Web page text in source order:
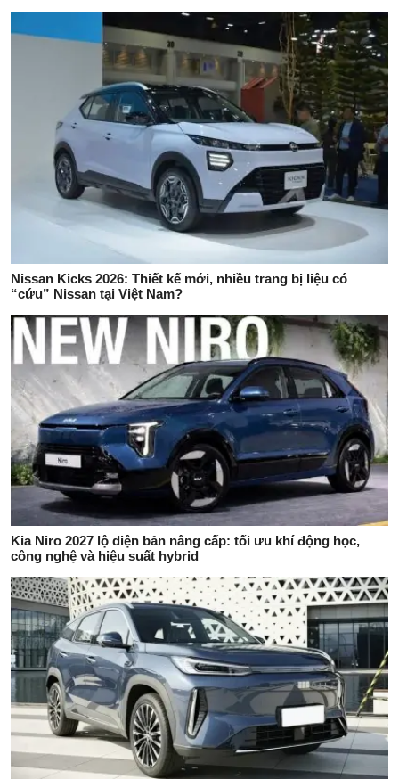
Nissan Kicks 2026: Thiết kế mới, nhiều trang bị liệu có
“cứu” Nissan tại Việt Nam?
Kia Niro 2027 lộ diện bản nâng cấp: tối ưu khí động học,
công nghệ và hiệu suất hybrid